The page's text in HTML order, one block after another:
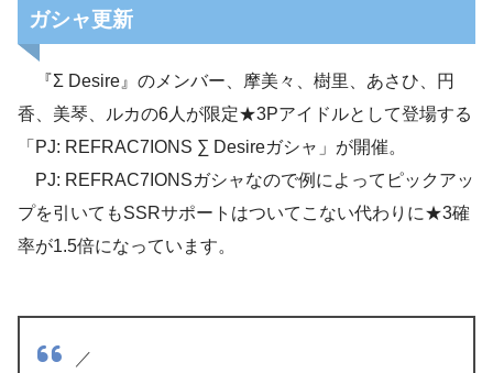
ガシャ更新
『Σ Desire』のメンバー、摩美々、樹里、あさひ、円
香、美琴、ルカの6人が限定★3Pアイドルとして登場する
「PJ: REFRAC7IONS ∑ Desireガシャ」が開催。
PJ: REFRAC7IONSガシャなので例によってピックアッ
プを引いてもSSRサポートはついてこない代わりに★3確
率が1.5倍になっています。
／